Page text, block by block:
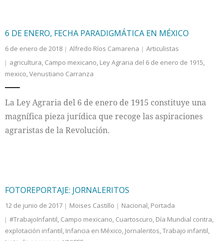
Nacional
Colaboradores
Internacional
Cultura
6 DE ENERO, FECHA PARADIGMÁTICA EN MÉXICO
6 de enero de 2018 Alfredo Ríos Camarena
Articulistas
agricultura, Campo mexicano, Ley Agraria del 6 de enero de 1915,
mexico,Venustiano Carranza
La Ley Agraria del 6 de enero de 1915 constituye una
magnífica pieza jurídica que recoge las aspiraciones
agraristas de la Revolución.
FOTOREPORTAJE: JORNALERITOS
12 de junio de 2017 Moises Castillo Nacional, Portada
#TrabajoInfantil, Campo mexicano, Cuartoscuro, Día Mundial contra,
explotación infantil, Infancia en México, Jornaleritos,Trabajo infantil,